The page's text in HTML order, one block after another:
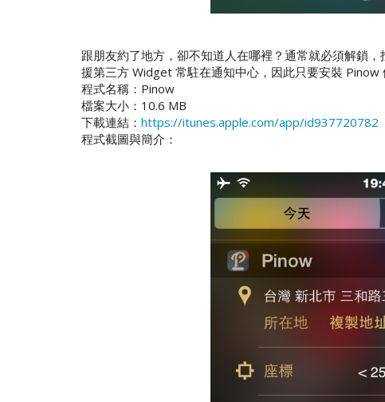
跟朋友約了地方，卻不知道人在哪裡？通常就必須解鎖
援第三方 Widget 常駐在通知中心，因此只要安裝 Pinow
程式名稱：Pinow
檔案大小：10.6 MB
下載連結： https://itunes.apple.com/app/id937720782
程式截圖與簡介：